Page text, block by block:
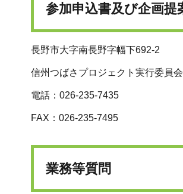
参加申込書及び企画
長野市大字南長野字幅下692-2
信州つばさプロジェクト実行委員
電話：026-235-7435
FAX：026-235-7495
業務等質問